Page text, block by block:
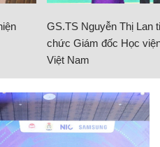
GS.TS Nguyễn Thị Lan
chức Giám đốc Học
Việt Nam